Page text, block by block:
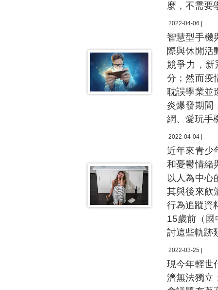
麼，不需要
2022-04-06 |
智慧型手機
際與休閒活
競爭力，新
分；然而疫
耽誤學業並
炎爆發期間
網、愛玩手
2022-04-04 |
近年來青少
和憂鬱情緒
以人為中心
其與後來飲
行為追蹤資
15歲前（國
討這些軌跡
2022-03-25 |
現今年輕世
濟無法獨立